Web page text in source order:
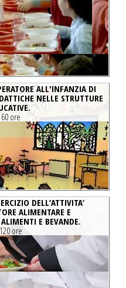
ALL'INFANZIA DI
NELLE STRUTTURE
60 ore
DELL’ATTIVITA’
ALIMENTARE E
E BEVANDE.
120 ore